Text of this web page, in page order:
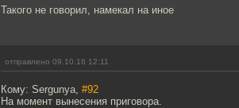
Такого не говорил, намекал на иное
отправлено 09.10.16 12:11
Кому: Sergunya, #92
На момент вынесения приговора.